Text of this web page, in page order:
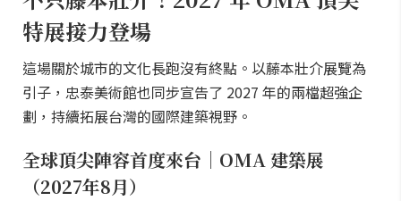
特展接力登場
這場關於城市的文化長跑沒有終點。以藤本壯介展覽為
引子，忠泰美術館也同步宣告了 2027 年的兩檔超強企
劃，持續拓展台灣的國際建築視野。
全球頂尖陣容首度來台｜OMA 建築展
（2027年8月）